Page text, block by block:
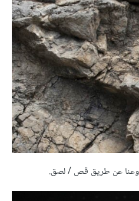
عن طريق قص / لصق.